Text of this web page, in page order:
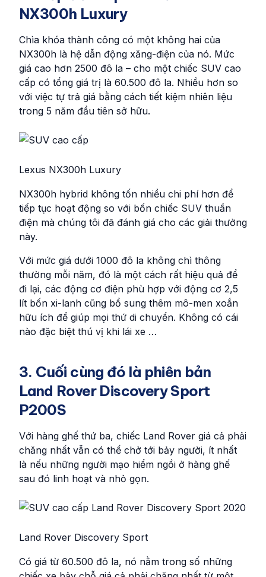
NX300h Luxury
Chìa khóa thành công có một không hai của
NX300h là hệ dẫn động xăng-điện của nó. Mức
giá cao hơn 2500 đô la – cho một chiếc SUV cao
cấp có tổng giá trị là 60.500 đô la. Nhiều hơn so
với việc tự trả giá bằng cách tiết kiệm nhiên liệu
trong 5 năm đầu tiên sở hữu.
Lexus NX300h Luxury
NX300h hybrid không tốn nhiều chi phí hơn để
tiếp tục hoạt động so với bốn chiếc SUV thuần
điện mà chúng tôi đã đánh giá cho các giải thưởng
này.
Với mức giá dưới 1000 đô la không chì thông
thường mỗi năm, đó là một cách rất hiệu quả để
đi lại, các động cơ điện phù hợp với động cơ 2,5
lít bốn xi-lanh cũng bổ sung thêm mô-men xoắn
hữu ích để giúp mọi thứ di chuyển. Không có cái
nào đặc biệt thú vị khi lái xe …
3. Cuối cùng đó là phiên bản
Land Rover Discovery Sport
P200S
Với hàng ghế thứ ba, chiếc Land Rover giá cả phải
chăng nhất vẫn có thể chở tới bảy người, ít nhất
là nếu những người mạo hiểm ngồi ở hàng ghế
sau đó linh hoạt và nhỏ gọn.
Land Rover Discovery Sport
Có giá từ 60.500 đô la, nó nằm trong số những